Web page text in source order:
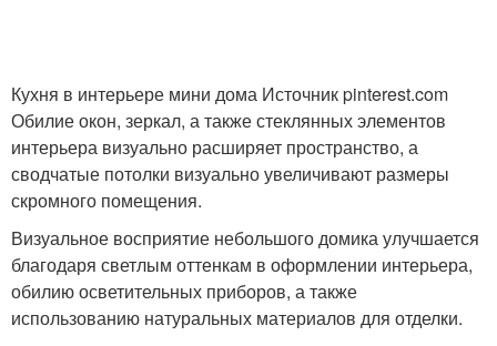
Кухня в интерьере мини дома Источник pinterest.com
Обилие окон, зеркал, а также стеклянных элементов
интерьера визуально расширяет пространство, а
сводчатые потолки визуально увеличивают размеры
скромного помещения.
Визуальное восприятие небольшого домика улучшается
благодаря светлым оттенкам в оформлении интерьера,
обилию осветительных приборов, а также
использованию натуральных материалов для отделки.